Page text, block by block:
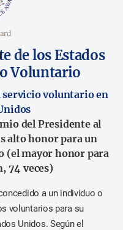
de los Estados
Voluntario
servicio voluntario en
del Presidente al
alto honor para un
(el mayor honor para
74 veces)
a un individuo o
voluntarios para su
Unidos. Según el